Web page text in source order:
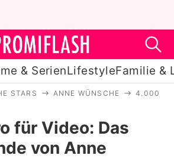
& SerienLifestyleFamilie &
Stars
Filme & Serien
STARS ANNE WÜNSCHE 4.000
für Video: Das
von Anne